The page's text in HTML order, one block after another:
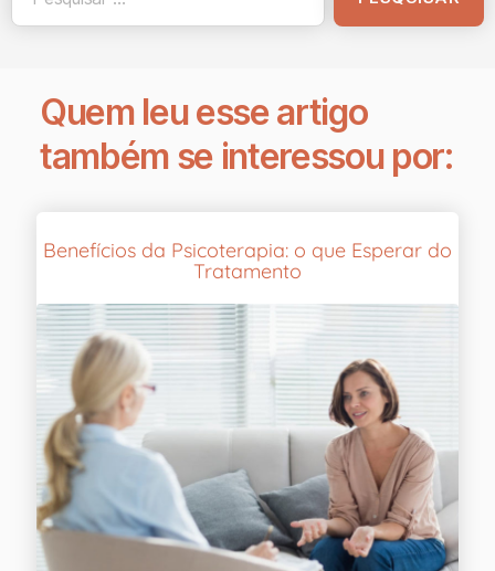
Quem leu esse artigo
também se interessou por:
Benefícios da Psicoterapia: o que Esperar do
Tratamento